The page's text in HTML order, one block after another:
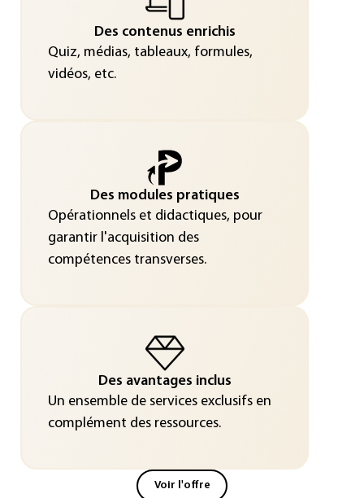
Des contenus enrichis
Quiz, médias, tableaux, formules,
vidéos, etc.
Des modules pratiques
Opérationnels et didactiques, pour
garantir l'acquisition des
compétences transverses.
Des avantages inclus
Un ensemble de services exclusifs en
complément des ressources.
Voir l'offre